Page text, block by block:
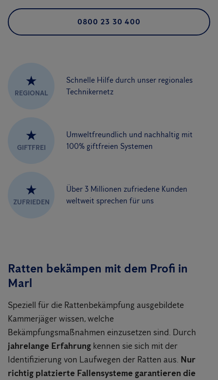
0800 23 30 400
★
REGIONAL
Schnelle Hilfe durch unser regionales
Technikernetz
★
GIFTFREI
Umweltfreundlich und nachhaltig mit
100% giftfreien Systemen
★
ZUFRIEDEN
Über 3 Millionen zufriedene Kunden
weltweit sprechen für uns
Ratten bekämpen mit dem Profi in
Marl
Speziell für die Rattenbekämpfung ausgebildete
Kammerjäger wissen, welche
Bekämpfungsmaßnahmen einzusetzen sind. Durch
jahrelange Erfahrung kennen sie sich mit der
Identifizierung von Laufwegen der Ratten aus. Nur
richtig platzierte Fallensysteme garantieren die